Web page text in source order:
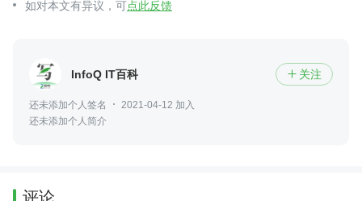
如对本文有异议，可点此反馈
InfoQ IT百科  关注
还未添加个人签名
2021-04-12 加入
还未添加个人简介
评论